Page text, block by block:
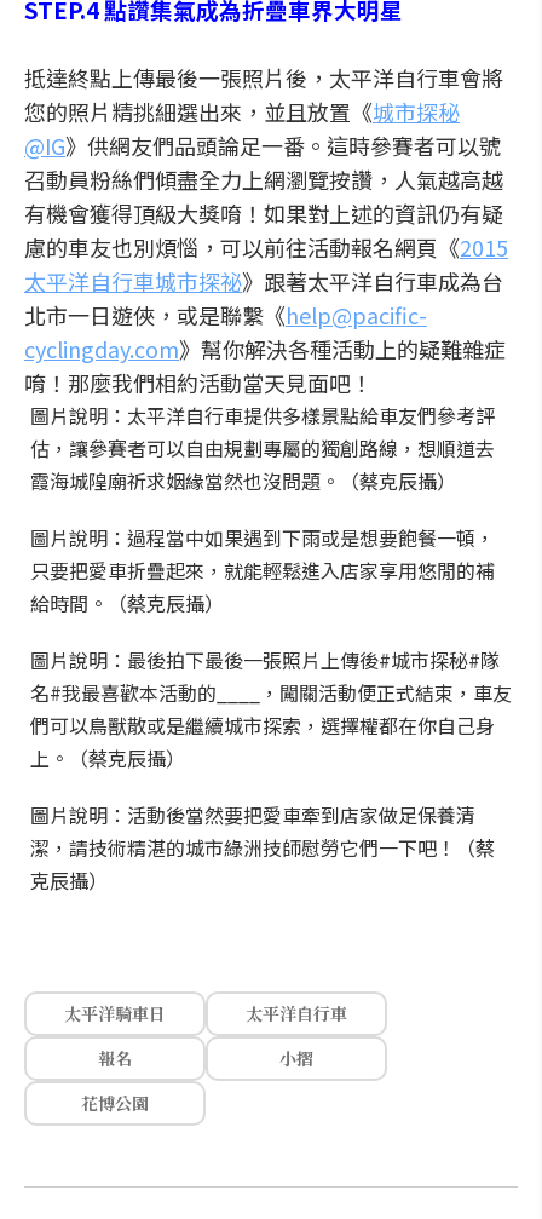
STEP.4 點讚集氣成為折疊車界大明星
抵達終點上傳最後一張照片後，太平洋自行車會將
您的照片精挑細選出來，並且放置《城市探秘
@IG》供網友們品頭論足一番。這時參賽者可以號
召動員粉絲們傾盡全力上網瀏覽按讚，人氣越高越
有機會獲得頂級大獎唷！如果對上述的資訊仍有疑
慮的車友也別煩惱，可以前往活動報名網頁《2015
太平洋自行車城市探祕》跟著太平洋自行車成為台
北市一日遊俠，或是聯繫《help@pacific-
cyclingday.com》幫你解決各種活動上的疑難雜症
唷！那麼我們相約活動當天見面吧！
圖片說明：太平洋自行車提供多樣景點給車友們參考評
估，讓參賽者可以自由規劃專屬的獨創路線，想順道去
霞海城隍廟祈求姻緣當然也沒問題。（蔡克辰攝）
圖片說明：過程當中如果遇到下雨或是想要飽餐一頓，
只要把愛車折疊起來，就能輕鬆進入店家享用悠閒的補
給時間。（蔡克辰攝）
圖片說明：最後拍下最後一張照片上傳後#城市探秘#隊
名#我最喜歡本活動的____，闖關活動便正式結束，車友
們可以鳥獸散或是繼續城市探索，選擇權都在你自己身
上。（蔡克辰攝）
圖片說明：活動後當然要把愛車牽到店家做足保養清
潔，請技術精湛的城市綠洲技師慰勞它們一下吧！（蔡
克辰攝）
太平洋騎車日
太平洋自行車
報名
小摺
花博公園